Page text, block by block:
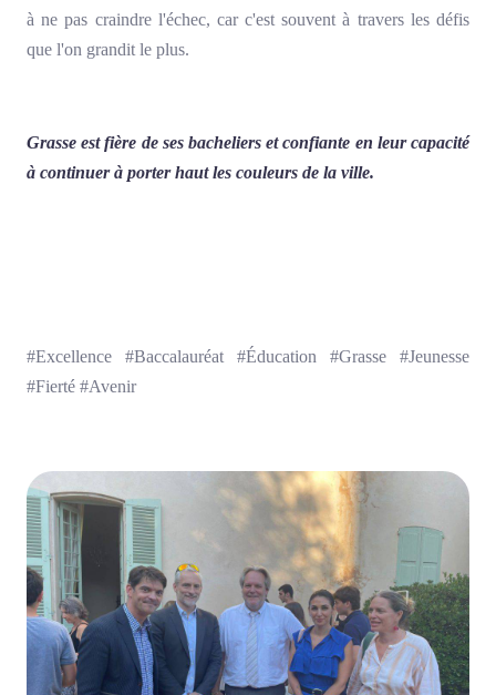
à ne pas craindre l'échec, car c'est souvent à travers les défis
que l'on grandit le plus.
Grasse est fière de ses bacheliers et confiante en leur capacité
à continuer à porter haut les couleurs de la ville.
#Excellence #Baccalauréat #Éducation #Grasse #Jeunesse
#Fierté #Avenir